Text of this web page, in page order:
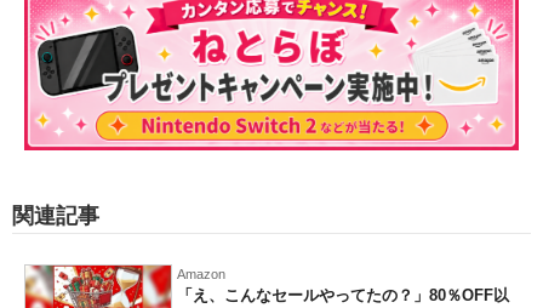
関連記事
Amazon
「え、こんなセールやってたの？」80％OFF以